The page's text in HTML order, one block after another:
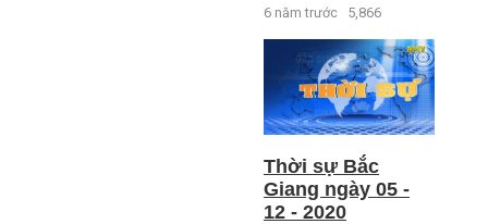
6 năm trước 5,866
Thời sự Bắc
Giang ngày 05 -
12 - 2020